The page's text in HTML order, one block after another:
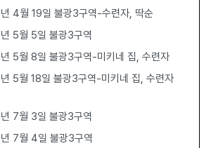
4월 19일 불광3구역-수련자, 딱순
5월 5일 불광3구역
5월 8일 불광3구역-미키네 집, 수련자
5월 18일 불광3구역-미키네 집, 수련자
7월 3일 불광3구역
7월 4일 불광3구역